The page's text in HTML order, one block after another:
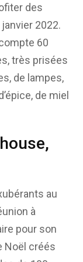
des
2022.
60
très prisées
de lampes,
de miel
au
à
pour son
Noël créés